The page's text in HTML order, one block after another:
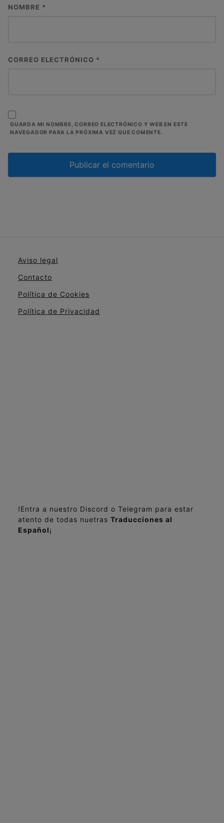
NOMBRE *
CORREO ELECTRÓNICO *
GUARDA MI NOMBRE, CORREO ELECTRÓNICO Y WEB EN ESTE
NAVEGADOR PARA LA PRÓXIMA VEZ QUE COMENTE.
Aviso legal
Contacto
Política de Cookies
Política de Privacidad
!Entra a nuestro Discord o Telegram para estar
atento de todas nuetras Traducciones al
Español¡